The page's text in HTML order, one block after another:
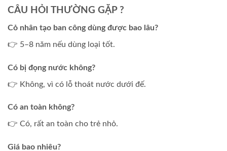
CÂU HỎI THƯỜNG GẶP ?
Cỏ nhân tạo ban công dùng được bao lâu?
👉 5–8 năm nếu dùng loại tốt.
Có bị đọng nước không?
👉 Không, vì có lỗ thoát nước dưới đế.
Có an toàn không?
👉 Có, rất an toàn cho trẻ nhỏ.
Giá bao nhiêu?